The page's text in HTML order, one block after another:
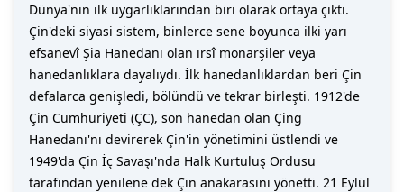
Dünya'nın ilk uygarlıklarından biri olarak ortaya çıktı.
Çin'deki siyasi sistem, binlerce sene boyunca ilki yarı
efsanevî Şia Hanedanı olan ırsî monarşiler veya
hanedanlıklara dayalıydı. İlk hanedanlıklardan beri Çin
defalarca genişledi, bölündü ve tekrar birleşti. 1912'de
Çin Cumhuriyeti (ÇC), son hanedan olan Çing
Hanedanı'nı devirerek Çin'in yönetimini üstlendi ve
1949'da Çin İç Savaşı'nda Halk Kurtuluş Ordusu
tarafından yenilene dek Çin anakarasını yönetti. 21 Eylül